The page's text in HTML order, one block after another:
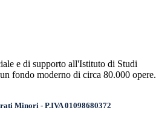
e di supporto all'Istituto di Studi
fondo moderno di circa 80.000 opere.
Minori - P.IVA 01098680372